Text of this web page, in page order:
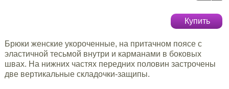
Купить
Брюки женские укороченные, на притачном поясе с
эластичной тесьмой внутри и карманами в боковых
швах. На нижних частях передних половин застрочены
две вертикальные складочки-защипы.